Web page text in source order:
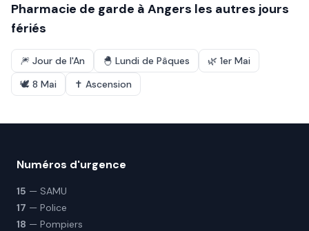
Pharmacie de garde à Angers les autres jours
fériés
🎆 Jour de l'An 🐣 Lundi de Pâques 🌿 1er Mai
🕊️ 8 Mai ✝️ Ascension
Numéros d'urgence
15 — SAMU
17 — Police
18 — Pompiers